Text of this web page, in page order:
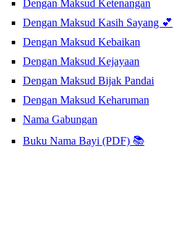
Dengan Maksud Ketenangan
Dengan Maksud Kasih Sayang 💕
Dengan Maksud Kebaikan
Dengan Maksud Kejayaan
Dengan Maksud Bijak Pandai
Dengan Maksud Keharuman
Nama Gabungan
Buku Nama Bayi (PDF) 📚